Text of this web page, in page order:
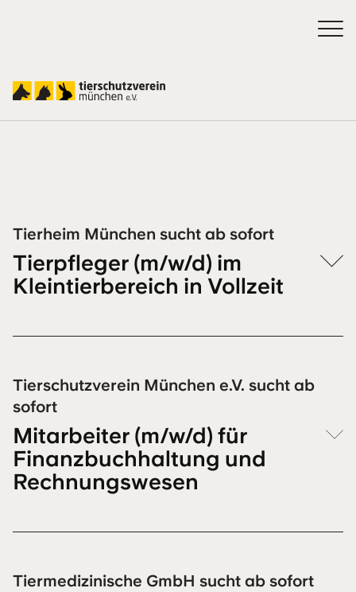
Jobs
Tierheim München sucht ab sofort
Tierpfleger (m/w/d) im
Kleintierbereich in Vollzeit
Tierschutzverein München e.V. sucht ab
sofort
Mitarbeiter (m/w/d) für
Finanzbuchhaltung und
Rechnungswesen
Tiermedizinische GmbH sucht ab sofort